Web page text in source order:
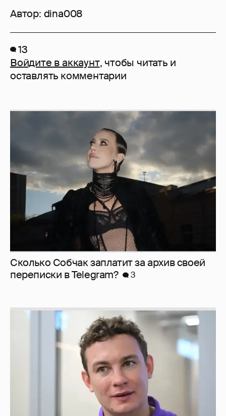
Автор: dina008
13
Войдите в аккаунт, чтобы читать и
оставлять комментарии
Сколько Собчак заплатит за архив своей
перeписки в Telegram?
3